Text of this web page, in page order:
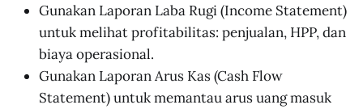
Gunakan Laporan Laba Rugi (Income Statement)
untuk melihat profitabilitas: penjualan, HPP, dan
biaya operasional.
Gunakan Laporan Arus Kas (Cash Flow
Statement) untuk memantau arus uang masuk